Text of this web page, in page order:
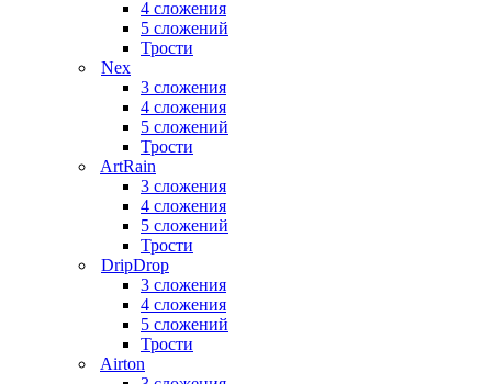
4 сложения
5 сложений
Трости
Nex
3 сложения
4 сложения
5 сложений
Трости
ArtRain
3 сложения
4 сложения
5 сложений
Трости
DripDrop
3 сложения
4 сложения
5 сложений
Трости
Airton